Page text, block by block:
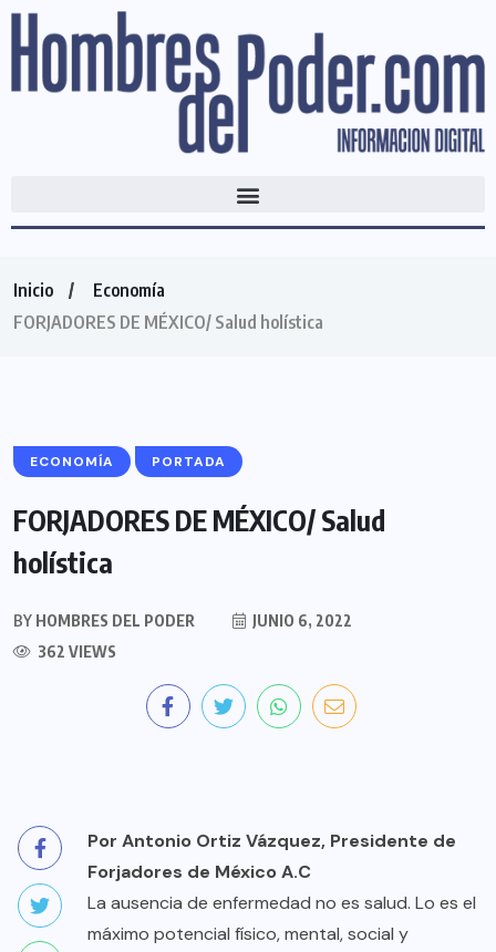
Inicio
Economía
FORJADORES DE MÉXICO/ Salud holística
ECONOMÍA PORTADA
FORJADORES DE MÉXICO/ Salud
holística
BY HOMBRES DEL PODER
JUNIO 6, 2022
362 VIEWS
Por Antonio Ortiz Vázquez, Presidente de
Forjadores de México A.C
La ausencia de enfermedad no es salud. Lo es el
máximo potencial físico, mental, social y